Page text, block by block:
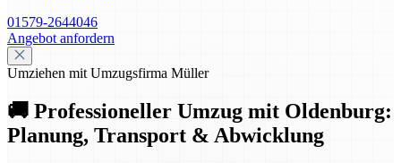
01579-2644046
Angebot anfordern
Umziehen mit Umzugsfirma Müller
🚚 Professioneller Umzug mit Oldenburg:
Planung, Transport & Abwicklung